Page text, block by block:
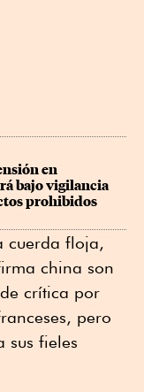
en
bajo vigilancia
prohibidos
cuerda floja,
china son
crítica por
pero
sus fieles